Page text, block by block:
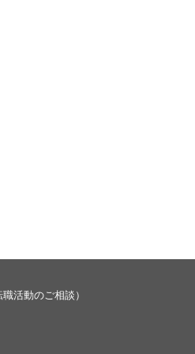
活動のご相談）